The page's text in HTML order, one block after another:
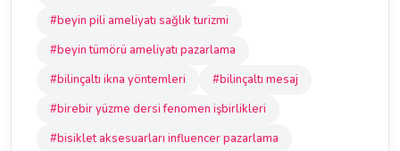
#beyin pili ameliyatı sağlık turizmi
#beyin tümörü ameliyatı pazarlama
#bilinçaltı ikna yöntemleri
#bilinçaltı mesaj
#birebir yüzme dersi fenomen işbirlikleri
#bisiklet aksesuarları influencer pazarlama